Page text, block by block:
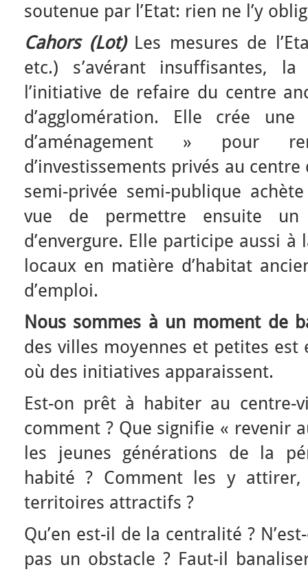
soutenue par l’Etat: rien ne l’y
Cahors (Lot) Les mesures de
etc.) s’avérant insuffisantes,
l’initiative de refaire du centre
d’agglomération. Elle crée
d’aménagement » pour
d’investissements privés au
semi-privée semi-publique
vue de permettre ensuite
d’envergure. Elle participe aussi
locaux en matière d’habitat
d’emploi.
Nous sommes à un moment de
des villes moyennes et petites
où des initiatives apparaissent.
Est-on prêt à habiter au centre-
comment ? Que signifie « revenir
les jeunes générations de la
habité ? Comment les y
territoires attractifs ?
Qu’en est-il de la centralité ?
pas un obstacle ? Faut-il